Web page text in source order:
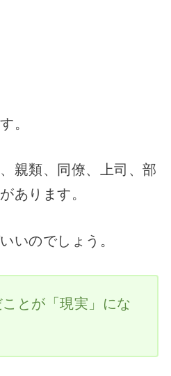
。
親類、同僚、上司、部
あります。
いのでしょう。
とが「現実」にな